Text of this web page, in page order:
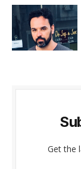
Get the